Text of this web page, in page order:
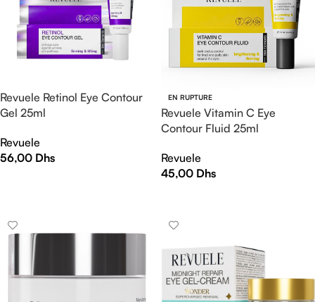
Revuele Retinol Eye Contour
Gel 25ml
Revuele
56,00 Dhs
EN RUPTURE
Revuele Vitamin C Eye
Contour Fluid 25ml
Revuele
45,00 Dhs